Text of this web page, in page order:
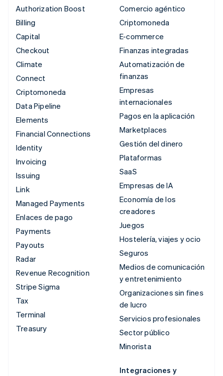
Authorization Boost
Billing
Capital
Checkout
Climate
Connect
Criptomoneda
Data Pipeline
Elements
Financial Connections
Identity
Invoicing
Issuing
Link
Managed Payments
Enlaces de pago
Payments
Payouts
Radar
Revenue Recognition
Stripe Sigma
Tax
Terminal
Treasury
Comercio agéntico
Criptomoneda
E-commerce
Finanzas integradas
Automatización de
finanzas
Empresas
internacionales
Pagos en la aplicación
Marketplaces
Gestión del dinero
Plataformas
SaaS
Empresas de IA
Economía de los
creadores
Juegos
Hostelería, viajes y ocio
Seguros
Medios de comunicación
y entretenimiento
Organizaciones sin fines
de lucro
Servicios profesionales
Sector público
Minorista
Integraciones y